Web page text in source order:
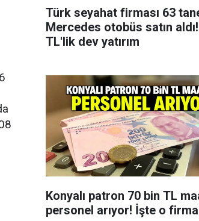
Türk seyahat firması 63
Mercedes otobüs satın
TL'lik dev yatırım
Konyalı patron 70 bin TL
personel arıyor! İşte o firma